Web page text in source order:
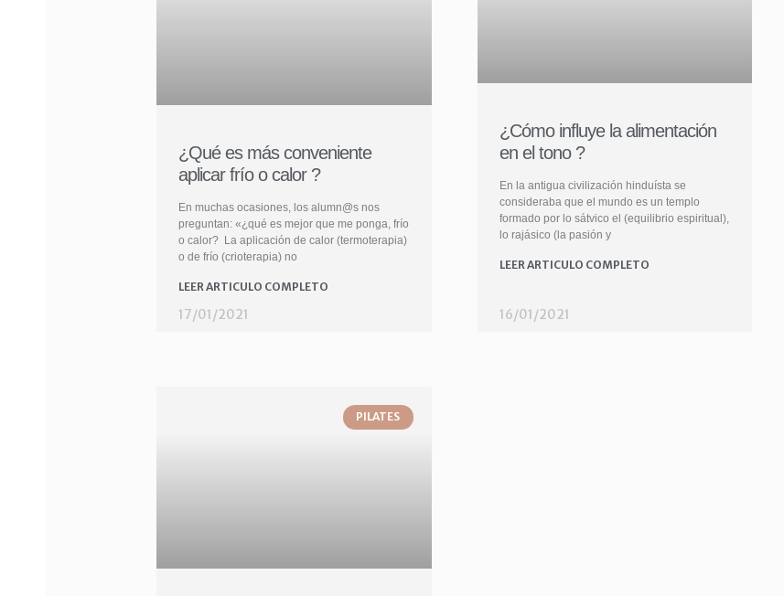
¿Qué es más conveniente
aplicar frío o calor ?
En muchas ocasiones, los alumn@s nos
preguntan: «¿qué es mejor que me ponga, frío
o calor? La aplicación de calor (termoterapia)
o de frío (crioterapia) no
LEER ARTICULO COMPLETO
17/01/2021
¿Cómo influye la alimentación
en el tono ?
En la antigua civilización hinduísta se
consideraba que el mundo es un templo
formado por lo sátvico el (equilibrio espiritual),
lo rajásico (la pasión y
LEER ARTICULO COMPLETO
16/01/2021
PILATES